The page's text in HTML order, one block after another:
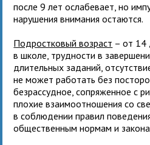
после 9 лет ослабевает, но
нарушения внимания остаются.
Подростковый возраст – от 14
в школе, трудности в
длительных заданий,
не может работать без
безрассудное, сопряженное с
плохие взаимоотношения со
в соблюдении правил
общественным нормам и